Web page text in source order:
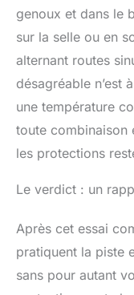
genoux et dans le
sur la selle ou en
alternant routes
désagréable n’est
une température
toute combinaison
les protections
Le verdict : un
Après cet essai
pratiquent la piste
sans pour autant